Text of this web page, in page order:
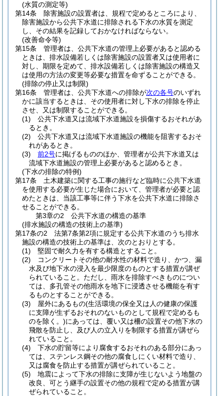
(水質の測定等)
第14条
除害施設の設置者は、規程で定めるところにより、
除害施設から公共下水道に排除される下水の水質を測定
し、その結果を記録しておかなければならない。
(改善命令等)
第15条
管理者は、公共下水道の管理上必要があると認める
ときは、排水設備若しくは除害施設の設置者又は使用者に
対し、期限を定めて、排水設備若しくは除害施設の構造又
は使用の方法の変更等必要な措置を命ずることができる。
(排除の停止又は制限)
第16条
管理者は、公共下水道への排除が次の各号のいずれ
かに該当するときは、その使用者に対し下水の排除を停止
させ、又は制限することができる。
(1)
公共下水道又は流域下水道施設を損傷するおそれがあ
るとき。
(2)
公共下水道又は流域下水道施設の機能を阻害するおそ
れがあるとき。
(3)
前2号に掲げるもののほか、管理者が公共下水道又は
流域下水道施設の管理上必要があると認めるとき。
(下水の排除の特例)
第17条
土木建築に関する工事の施行など臨時に公共下水道
を使用する必要が生じた場合において、管理者が必要と認
めたときは、当該工事等に伴う下水を公共下水道に排除さ
せることができる。
第3章の2
公共下水道の構造の基準
(排水施設の構造の技術上の基準)
第17条の2
法第7条第2項に規定する公共下水道のうち排水
施設の構造の技術上の基準は、次のとおりとする。
(1)
堅固で耐久力を有する構造とすること。
(2)
コンクリートその他の耐水性の材料で造り、かつ、漏
水及び地下水の浸入を最少限度のものとする措置が講ぜ
られていること。 ただし、雨水を排除すべきものについ
ては、多孔管その他雨水を地下に浸透させる機能を有す
るものとすることができる。
(3)
屋外にあるもの(生活環境の保全又は人の健康の保護
に支障が生ずるおそれのないものとして規程で定めるも
のを除く。)にあっては、覆い又は柵の設置その他下水の
飛散を防止し、及び人の立入りを制限する措置が講ぜら
れていること。
(4)
下水の貯留等により腐食するおそれのある部分にあっ
ては、ステンレス鋼その他の腐食しにくい材料で造り、
又は腐食を防止する措置が講ぜられていること。
(5)
地震によって下水の排除に支障が生じないよう地盤の
改良、可とう継手の設置その他の規程で定める措置が講
ぜられていること。